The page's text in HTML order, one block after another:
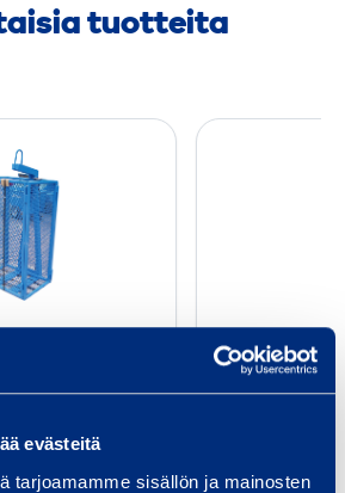
evästeitä
tarjoamamme sisällön ja mainosten
tuotteita
o
s
t
o
­
h
k
i
päivä (alv 0 %) 12,98 €